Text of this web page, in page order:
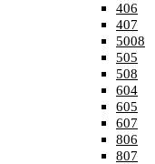
406
407
5008
505
508
604
605
607
806
807